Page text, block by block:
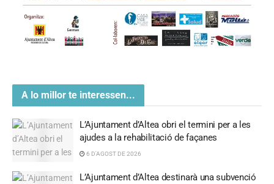
A lo millor te interessen...
L’Ajuntament d’Altea obri el termini per a les
ajudes a la rehabilitació de façanes
6 D'AGOST DE 2026
L’Ajuntament d’Altea destinarà una subvenció